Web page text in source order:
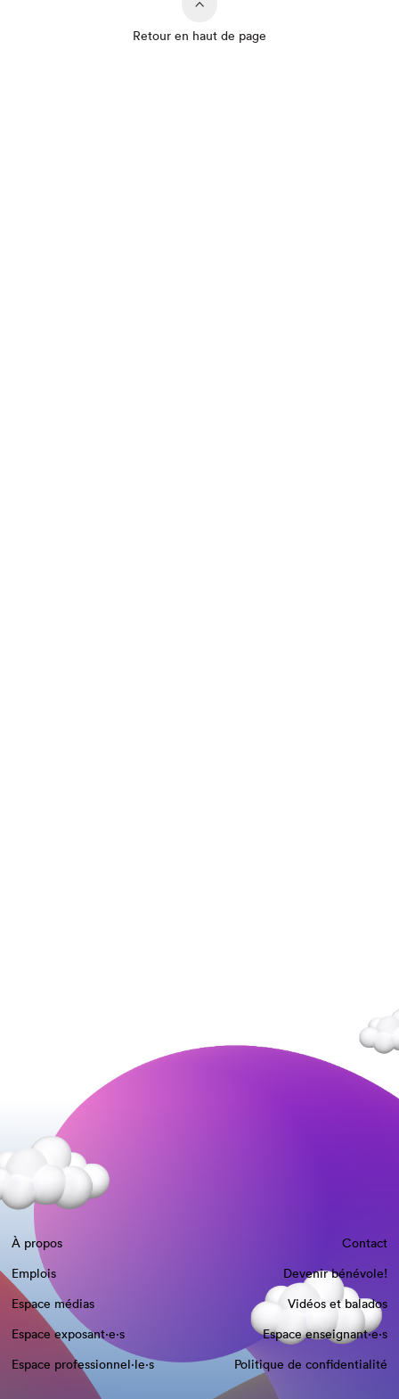
Retour en haut de page
À propos
Contact
Emplois
Devenir bénévole!
Espace médias
Vidéos et balados
Espace exposant·e⋅s
Espace enseignant·e⋅s
Espace professionnel·le⋅s
Politique de confidentialité